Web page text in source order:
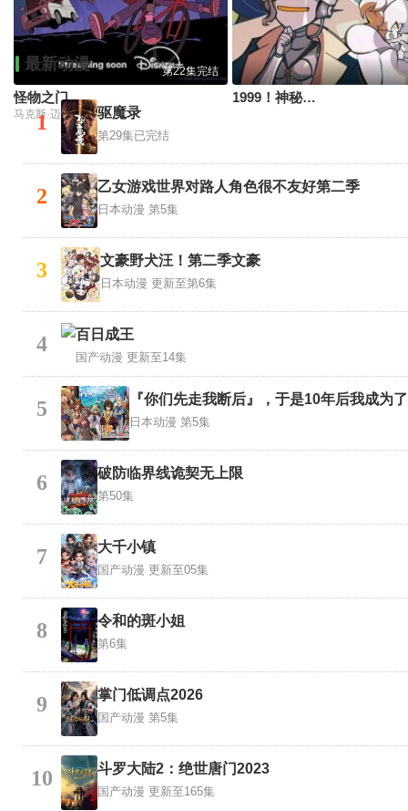
第22集完结
怪物之门
马克斯·迈特尔曼,Madison Calderon,Noel Gibson,乔恩·贝利,泽赫拉·法扎勒
1999！神秘学对策部(中配版)
最新动漫
1 驱魔录
第29集已完结
2 乙女游戏世界对路人角色很不友好第二季
日本动漫 第5集
3 文豪野犬汪！第二季文豪
日本动漫 更新至第6集
4 百日成王
国产动漫 更新至14集
5 『你们先走我断后』，于是10年后我成为
日本动漫 第5集
6 破防临界线诡契无上限
第50集
7 大千小镇
国产动漫 更新至05集
8 令和的斑小姐
第6集
9 掌门低调点2026
国产动漫 第5集
10 斗罗大陆2：绝世唐门2023
国产动漫 更新至165集